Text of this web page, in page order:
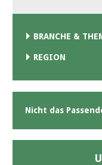
BRANCHE &
REGION
Nicht das